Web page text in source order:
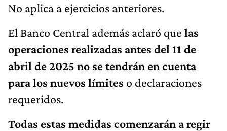
No aplica a ejercicios anteriores.
El Banco Central además aclaró que las
operaciones realizadas antes del 11 de
abril de 2025 no se tendrán en cuenta
para los nuevos límites o declaraciones
requeridos.
Todas estas medidas comenzarán a regir